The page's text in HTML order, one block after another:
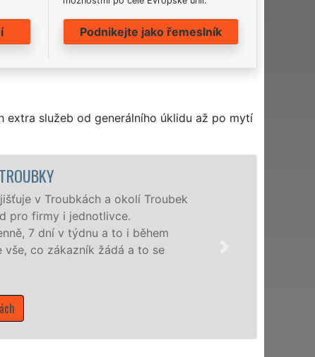
Podnikejte jako řemeslník
extra služeb od generálního úklidu až po mytí
Naše společnost EXTRA
nabízíme pro všechny
domácnosti v celém